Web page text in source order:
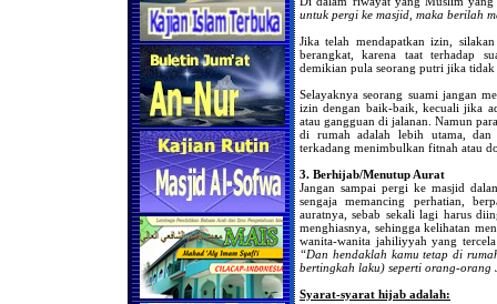
untuk pergi ke masjid, maka berilah
Jika telah mendapatkan izin,
berangkat, karena taat terhadap
demikian pula seorang putri jika
Selayaknya seorang suami jangan
izin dengan baik-baik, kecuali jika
atau gangguan di jalanan. Namun
di rumah adalah lebih utama,
terkadang menimbulkan fitnah atau
3. Berhijab/Menutup Aurat
Jangan sampai pergi ke masjid
sengaja memancing perhatian,
auratnya, sebab sekali lagi harus
menghiasnya, sehingga kelihatan
wanita-wanita jahiliyyah yang
“Dan hendaklah kamu tetap di
bertingkah laku) seperti orang-
Syarat-syarat hijab adalah: